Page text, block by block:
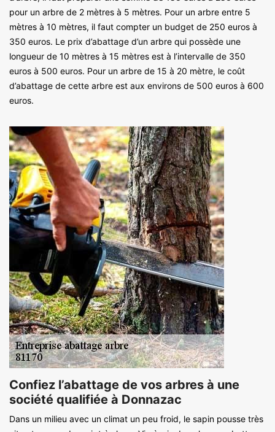
pour un arbre de 2 mètres à 5 mètres. Pour un arbre entre 5
mètres à 10 mètres, il faut compter un budget de 250 euros à
350 euros. Le prix d’abattage d’un arbre qui possède une
longueur de 10 mètres à 15 mètres est à l’intervalle de 350
euros à 500 euros. Pour un arbre de 15 à 20 mètre, le coût
d’abattage de cette arbre est aux environs de 500 euros à 600
euros.
Confiez l’abattage de vos arbres à une
société qualifiée à Donnazac
Dans un milieu avec un climat un peu froid, le sapin pousse très